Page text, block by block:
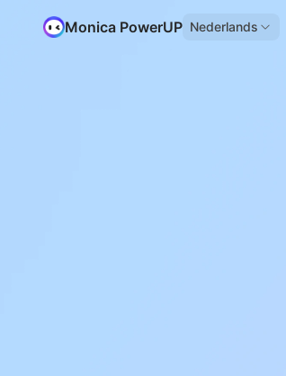
Monica PowerUP Nederlands